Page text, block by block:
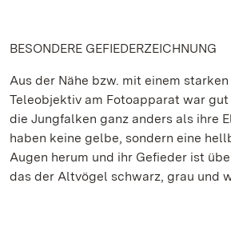
BESONDERE GEFIEDERZEICHNUNG
Aus der Nähe bzw. mit einem
Teleobjektiv am Fotoapparat war gut
die Jungfalken ganz anders als ihre
haben keine gelbe, sondern eine
Augen herum und ihr Gefieder ist
das der Altvögel schwarz, grau und